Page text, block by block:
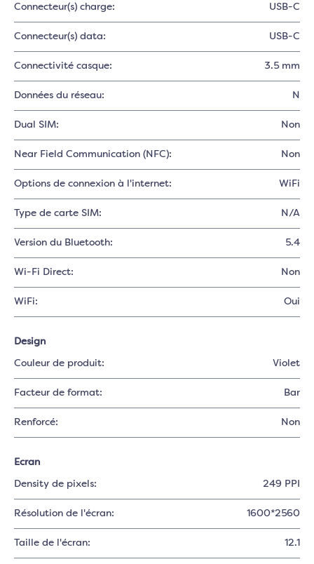
Connecteur(s) charge: USB-C
Connecteur(s) data: USB-C
Connectivité casque: 3.5 mm
Données du réseau: N
Dual SIM: Non
Near Field Communication (NFC): Non
Options de connexion à l'internet: WiFi
Type de carte SIM: N/A
Version du Bluetooth: 5.4
Wi-Fi Direct: Non
WiFi: Oui
Design
Couleur de produit: Violet
Facteur de format: Bar
Renforcé: Non
Ecran
Density de pixels: 249 PPI
Résolution de l'écran: 1600*2560
Taille de l'écran: 12.1